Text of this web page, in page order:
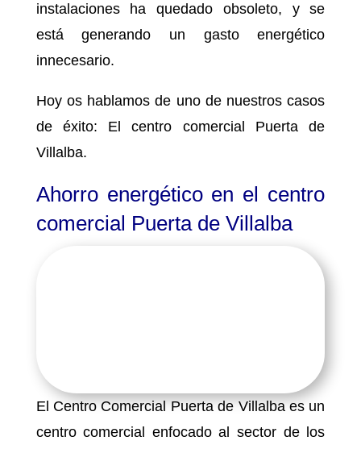
instalaciones ha quedado obsoleto, y se
está generando un gasto energético
innecesario.
Hoy os hablamos de uno de nuestros casos
de éxito: El centro comercial Puerta de
Villalba.
Ahorro energético en el centro
comercial Puerta de Villalba
El Centro Comercial Puerta de Villalba es un
centro comercial enfocado al sector de los